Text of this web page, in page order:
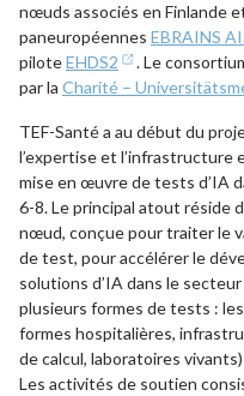
nœuds associés en Finlande
paneuropéennes EBRAINS
piloteEHDS2
. Le
par la Charité –
TEF-Santé a au début du
l’expertise et l’infrastructure
mise en œuvre de tests d’IA
6-8. Le principal atout réside
nœud, conçue pour traiter le
de test, pour accélérer le
solutions d’IA dans le
plusieurs formes de tests :
formes hospitalières,
de calcul, laboratoires
Les activités de soutien